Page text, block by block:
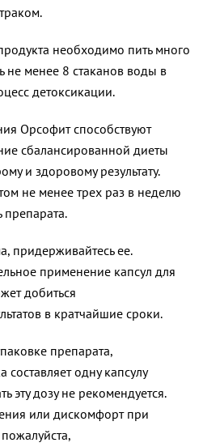
необходимо пить много
не менее 8 стаканов воды в
детоксикации.
Орсофит способствуют
сбалансированной диеты
и здоровому результату.
не менее трех раз в неделю
придерживайтесь ее.
применение капсул для
добиться
в кратчайшие сроки.
препарата,
одну капсулу
эту дозу не рекомендуется.
или дискомфорт при